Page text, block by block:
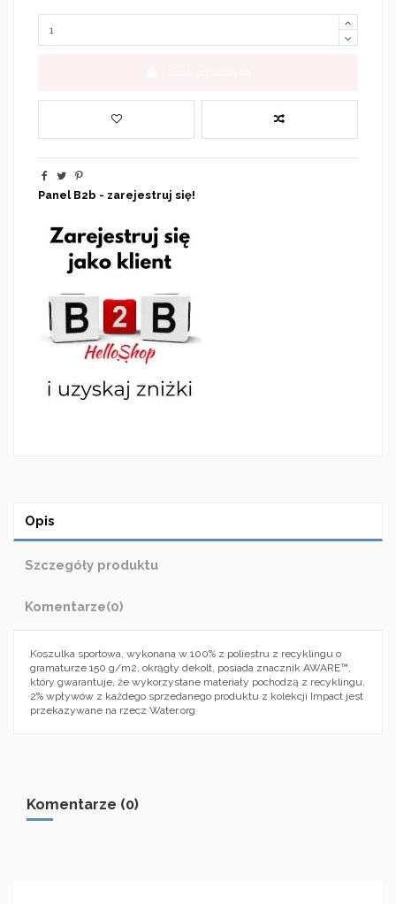
Panel B2b - zarejestruj się!
Opis
Szczegóły produktu
Komentarze(0)
Koszulka sportowa, wykonana w 100% z poliestru z recyklingu o
gramaturze 150 g/m2, okrągły dekolt, posiada znacznik AWARE™,
który gwarantuje, że wykorzystane materiały pochodzą z recyklingu,
2% wpływów z każdego sprzedanego produktu z kolekcji Impact jest
przekazywane na rzecz Water.org
Komentarze (0)